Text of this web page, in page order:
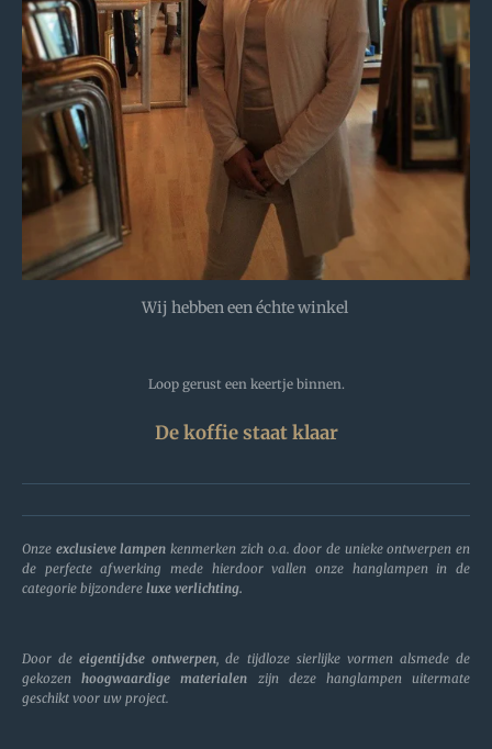
Wij hebben een échte winkel
Loop gerust een keertje binnen.
De koffie staat klaar
Onze exclusieve lampen kenmerken zich o.a. door de unieke ontwerpen en
de perfecte afwerking mede hierdoor vallen onze hanglampen in de
categorie bijzondere luxe verlichting.
Door deeigentijdse ontwerpen , de tijdloze sierlijke vormen alsmede de
gekozenhoogwaardige materialen zijn deze hanglampen uitermate
geschikt voor uw project.